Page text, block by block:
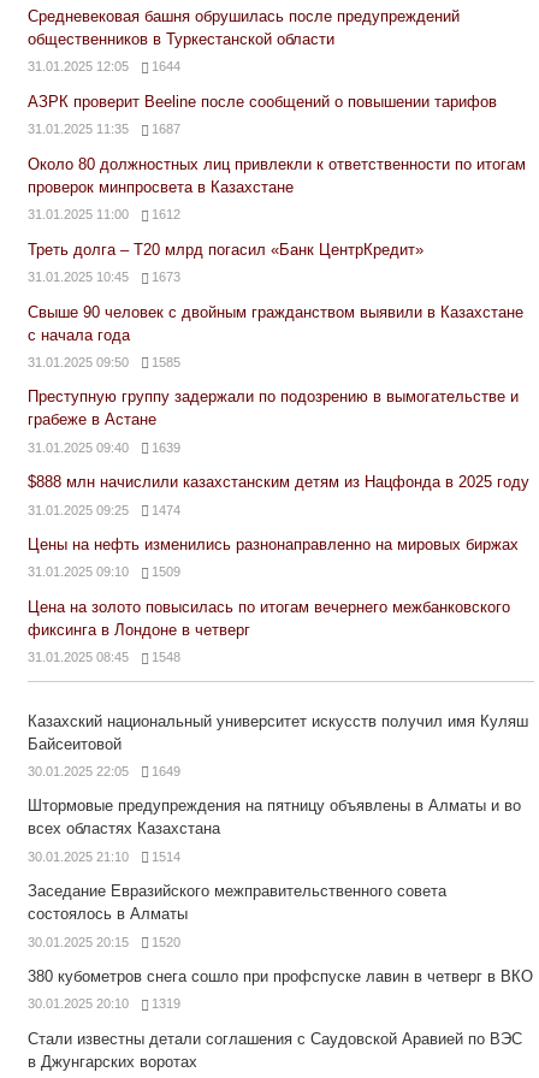
Средневековая башня обрушилась после предупреждений
общественников в Туркестанской области
31.01.2025 12:05 1644
АЗРК проверит Beeline после сообщений о повышении тарифов
31.01.2025 11:35 1687
Около 80 должностных лиц привлекли к ответственности по итогам
проверок минпросвета в Казахстане
31.01.2025 11:00 1612
Треть долга – Т20 млрд погасил «Банк ЦентрКредит»
31.01.2025 10:45 1673
Свыше 90 человек с двойным гражданством выявили в Казахстане
с начала года
31.01.2025 09:50 1585
Преступную группу задержали по подозрению в вымогательстве и
грабеже в Астане
31.01.2025 09:40 1639
$888 млн начислили казахстанским детям из Нацфонда в 2025 году
31.01.2025 09:25 1474
Цены на нефть изменились разнонаправленно на мировых биржах
31.01.2025 09:10 1509
Цена на золото повысилась по итогам вечернего межбанковского
фиксинга в Лондоне в четверг
31.01.2025 08:45 1548
Казахский национальный университет искусств получил имя Куляш
Байсеитовой
30.01.2025 22:05 1649
Штормовые предупреждения на пятницу объявлены в Алматы и во
всех областях Казахстана
30.01.2025 21:10 1514
Заседание Евразийского межправительственного совета
состоялось в Алматы
30.01.2025 20:15 1520
380 кубометров снега сошло при профспуске лавин в четверг в ВКО
30.01.2025 20:10 1319
Стали известны детали соглашения с Саудовской Аравией по ВЭС
в Джунгарских воротах